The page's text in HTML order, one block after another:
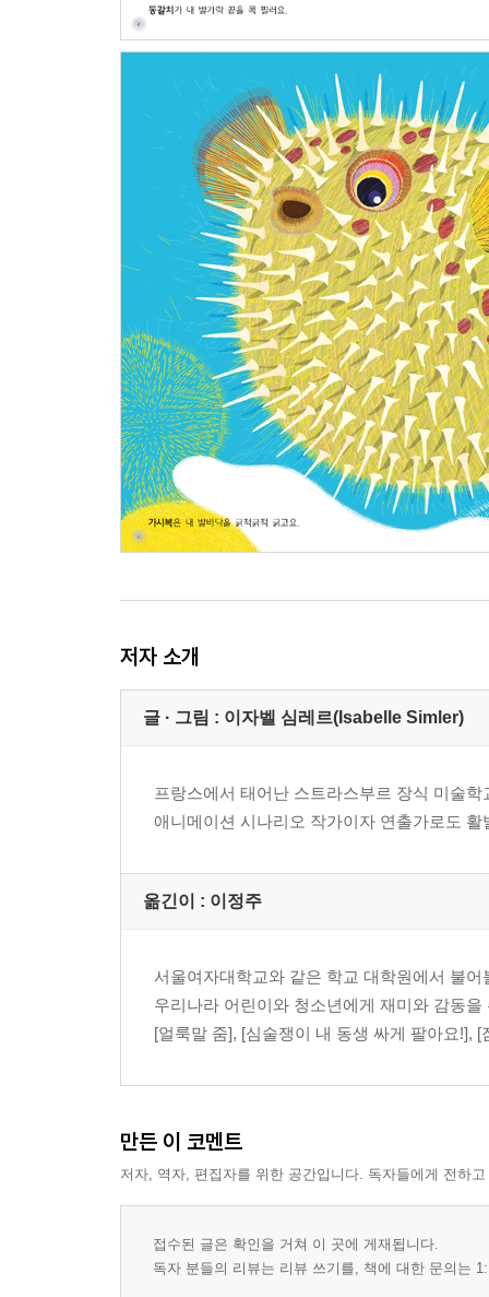
저자 소개
글 · 그림 : 이자벨 심레르(Isabelle Simler)
프랑스에서 태어난 스트라스부르 장식 미술
애니메이션 시나리오 작가이자 연출가로도
옮긴이 : 이정주
서울여자대학교와 같은 학교 대학원에서 불
우리나라 어린이와 청소년에게 재미와 감동
[얼룩말 줌], [심술쟁이 내 동생 싸게 팔아요!],
만든 이 코멘트
저자, 역자, 편집자를 위한 공간입니다. 독자들에게 전하
접수된 글은 확인을 거쳐 이 곳에 게재됩니다.
독자 분들의 리뷰는 리뷰 쓰기를, 책에 대한 문의는